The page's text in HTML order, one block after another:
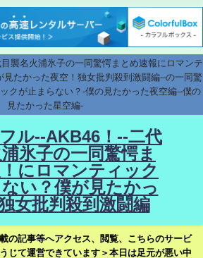
襲名火浦氷子の一同驚愕まとめ速報にロマンテ
見たかった夜空！独女批判殺到激闘編--の一同驚
クが止まらない？-僕の見たかった夜空編--僕の
見たかった星空編-
ル--AKB46！--二代
氷子の一同驚愕ま
にロマンティック
い？僕が見たかっ
女批判殺到激闘編
の記事等へアクセス、閲覧、こちらのサービ
じて運営できています＞本日は足元が悪い中